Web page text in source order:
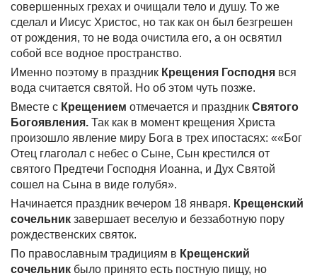
совершенных грехах и очищали тело и душу. То же
сделал и Иисус Христос, но так как он был безгрешен
от рождения, то не вода очистила его, а он освятил
собой все водное пространство.
Именно поэтому в праздник Крещения Господня вся
вода считается святой. Но об этом чуть позже.
Вместе с Крещением отмечается и праздник Святого
Богоявления. Так как в момент крещения Христа
произошло явление миру Бога в трех ипостасях: ««Бог
Отец глаголал с небес о Сыне, Сын крестился от
святого Предтечи Господня Иоанна, и Дух Святой
сошел на Сына в виде голубя».
Начинается праздник вечером 18 января. Крещенский
сочельник завершает веселую и беззаботную пору
рождественских святок.
По православным традициям в Крещенский
сочельник было принято есть постную пищу, но